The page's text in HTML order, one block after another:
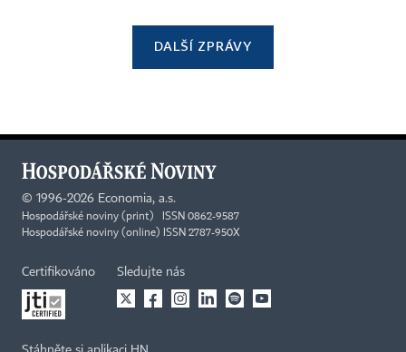
DALŠÍ ZPRÁVY
© 1996-2026 Economia, a.s.
Hospodářské noviny (print) ISSN 0862-9587
Hospodářské noviny (online) ISSN 2787-950X
Certifikováno Sledujte nás